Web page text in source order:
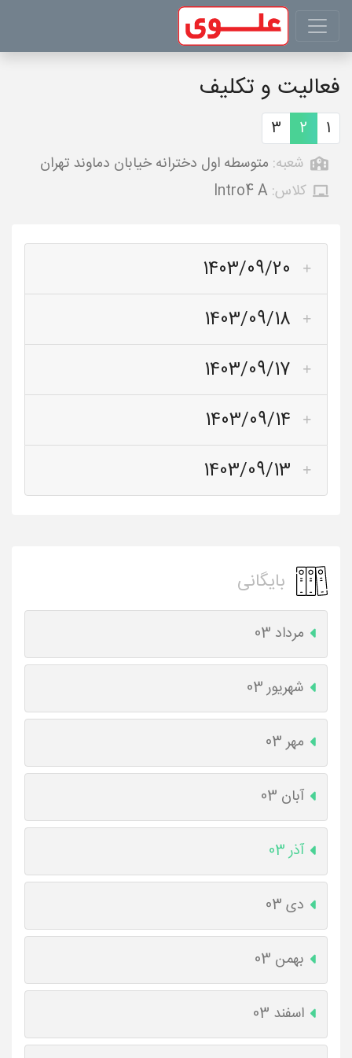
فعالیت و تکلیف
1
2
3
شعبه: متوسطه اول دخترانه خیابان دماوند تهران
کلاس: Intro4 A
1403/09/20
1403/09/18
1403/09/17
1403/09/14
1403/09/13
بایگانی
مرداد 03
شهریور 03
مهر 03
آبان 03
آذر 03
دی 03
بهمن 03
اسفند 03